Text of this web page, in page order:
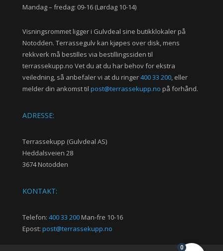
Mandag – fredag: 09-16 (Lørdag 10-14)
Visningsrommet ligger i Gulvdeal sine butikklokaler på
Notodden. Terrassegulv kan kjøpes over disk, mens
rekkverk må bestilles via bestillingssiden til
terrassekupp.no Vet du at du har behov for ekstra
veiledning, så anbefaler vi at du ringer400 33 200, eller
melder din ankomst til post@terrassekupp.no på forhånd.
ADRESSE:
Terrassekupp (Gulvdeal AS)
Heddalsveien 28
3674 Notodden
KONTAKT:
Telefon: 400 33 200Man-fre 10-16
Epost: post@terrassekupp.no
0